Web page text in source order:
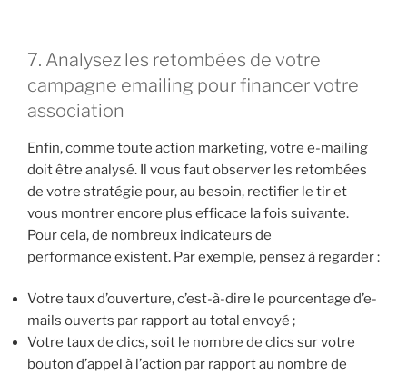
7. Analysez les retombées de votre
campagne emailing pour financer votre
association
Enfin, comme toute action marketing, votre e-mailing
doit être analysé. Il vous faut observer les retombées
de votre stratégie pour, au besoin, rectifier le tir et
vous montrer encore plus efficace la fois suivante.
Pour cela, de nombreux indicateurs de
performance existent. Par exemple, pensez à regarder :
Votre taux d’ouverture, c’est-à-dire le pourcentage d’e-
mails ouverts par rapport au total envoyé ;
Votre taux de clics, soit le nombre de clics sur votre
bouton d’appel à l’action par rapport au nombre de